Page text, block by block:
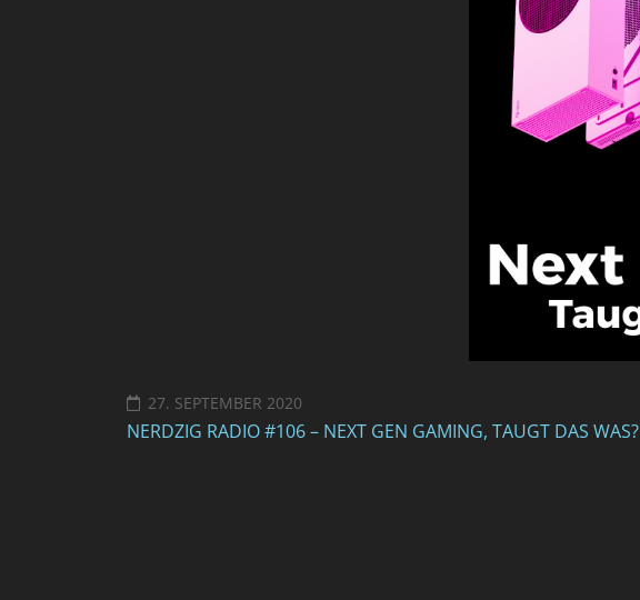
27. SEPTEMBER 2020
NERDZIG RADIO #106 – NEXT GEN GAMING, TAUGT DAS WAS?